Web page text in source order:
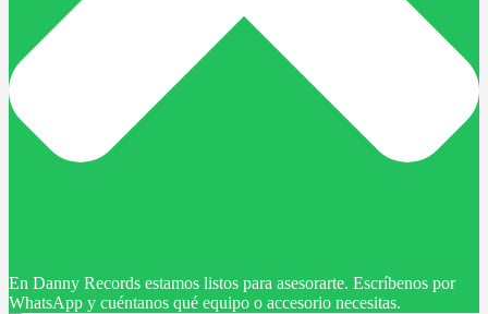
En Danny Records estamos listos para asesorarte. Escríbenos por
WhatsApp y cuéntanos qué equipo o accesorio necesitas.